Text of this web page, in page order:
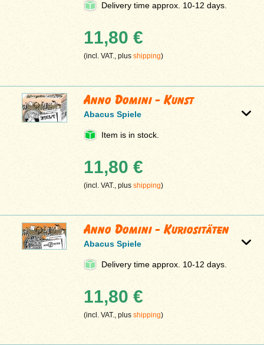
Delivery time approx. 10-12 days.
11,80 €
(incl. VAT., plusshipping)
Anno Domini - Kunst
Abacus Spiele
Item is in stock.
11,80 €
(incl. VAT., plusshipping)
Anno Domini - Kuriositäten
Abacus Spiele
Delivery time approx. 10-12 days.
11,80 €
(incl. VAT., plusshipping)